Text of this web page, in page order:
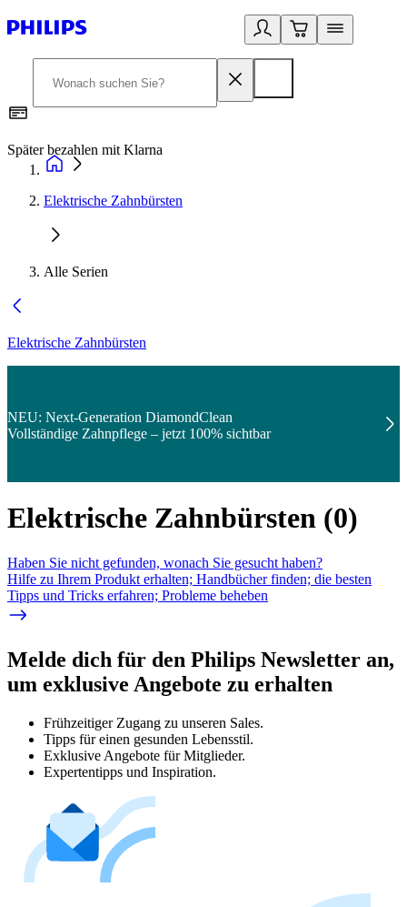
Später bezahlen mit Klarna
Elektrische Zahnbürsten
Alle Serien
Elektrische Zahnbürsten
NEU: Next-Generation DiamondClean
Vollständige Zahnpflege – jetzt 100% sichtbar
Elektrische Zahnbürsten (0)
Haben Sie nicht gefunden, wonach Sie gesucht haben?
Hilfe zu Ihrem Produkt erhalten; Handbücher finden; die besten
Tipps und Tricks erfahren; Probleme beheben
Melde dich für den Philips Newsletter an,
um exklusive Angebote zu erhalten
Frühzeitiger Zugang zu unseren Sales.
Tipps für einen gesunden Lebensstil.
Exklusive Angebote für Mitglieder.
Expertentipps und Inspiration.